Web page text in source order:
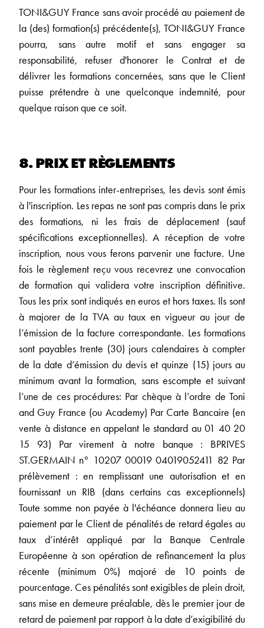
TONI&GUY France sans avoir procédé au paiement de
la (des) formation(s) précédente(s), TONI&GUY France
pourra, sans autre motif et sans engager sa
responsabilité, refuser d'honorer le Contrat et de
délivrer les formations concernées, sans que le Client
puisse prétendre à une quelconque indemnité, pour
quelque raison que ce soit.
8. PRIX ET RÈGLEMENTS
Pour les formations inter-entreprises, les devis sont émis
à l'inscription. Les repas ne sont pas compris dans le prix
des formations, ni les frais de déplacement (sauf
spécifications exceptionnelles). A réception de votre
inscription, nous vous ferons parvenir une facture. Une
fois le règlement reçu vous recevrez une convocation
de formation qui validera votre inscription définitive.
Tous les prix sont indiqués en euros et hors taxes. Ils sont
à majorer de la TVA au taux en vigueur au jour de
l’émission de la facture correspondante. Les formations
sont payables trente (30) jours calendaires à compter
de la date d’émission du devis et quinze (15) jours au
minimum avant la formation, sans escompte et suivant
l’une de ces procédures: Par chèque à l’ordre de Toni
and Guy France (ou Academy) Par Carte Bancaire (en
vente à distance en appelant le standard au 01 40 20
15 93) Par virement à notre banque : BPRIVES
ST.GERMAIN n° 10207 00019 04019052411 82 Par
prélèvement : en remplissant une autorisation et en
fournissant un RIB (dans certains cas exceptionnels)
Toute somme non payée à l'échéance donnera lieu au
paiement par le Client de pénalités de retard égales au
taux d’intérêt appliqué par la Banque Centrale
Européenne à son opération de refinancement la plus
récente (minimum 0%) majoré de 10 points de
pourcentage. Ces pénalités sont exigibles de plein droit,
sans mise en demeure préalable, dès le premier jour de
retard de paiement par rapport à la date d’exigibilité du